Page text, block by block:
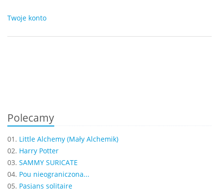
Twoje konto
Polecamy
01. Little Alchemy (Mały Alchemik)
02. Harry Potter
03. SAMMY SURICATE
04. Pou nieograniczona...
05. Pasjans solitaire